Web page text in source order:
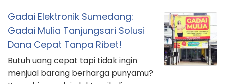
Gadai Elektronik Sumedang:
Gadai Mulia Tanjungsari Solusi
Dana Cepat Tanpa Ribet!
Butuh uang cepat tapi tidak ingin
menjual barang berharga punyamu?